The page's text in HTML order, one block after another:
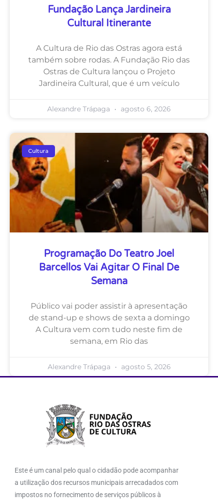
Fundação Lança Jardineira
Cultural Itinerante
A Cultura de Rio das Ostras agora está
também sobre rodas. A Fundação Rio das
Ostras de Cultura lançou o Projeto
Jardineira Cultural, que é um veículo
Alexandre Trápaga agosto 6, 2026
Cultura
Programação Do Teatro Joel
Barcellos Vai Agitar O Final De
Semana
Público vai poder assistir à apresentação
de stand-up e shows de sexta a domingo
A Cultura vem com tudo neste fim de
semana, em Rio das
Alexandre Trápaga agosto 5, 2026
Este é um canal pelo qual o cidadão pode acompanhar
a utilização dos recursos municipais arrecadados com
impostos no fornecimento de serviços públicos à